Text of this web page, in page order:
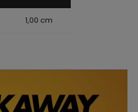
1,00 cm